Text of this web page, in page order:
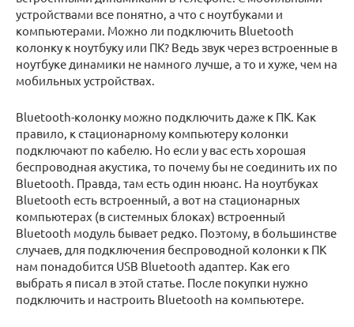
устройствами все понятно, а что с ноутбуками и
компьютерами. Можно ли подключить Bluetooth
колонку к ноутбуку или ПК? Ведь звук через встроенные в
ноутбуке динамики не намного лучше, а то и хуже, чем на
мобильных устройствах.
Bluetooth-колонку можно подключить даже к ПК. Как
правило, к стационарному компьютеру колонки
подключают по кабелю. Но если у вас есть хорошая
беспроводная акустика, то почему бы не соединить их по
Bluetooth. Правда, там есть один нюанс. На ноутбуках
Bluetooth есть встроенный, а вот на стационарных
компьютерах (в системных блоках) встроенный
Bluetooth модуль бывает редко. Поэтому, в большинстве
случаев, для подключения беспроводной колонки к ПК
нам понадобится USB Bluetooth адаптер. Как его
выбрать я писал в этой статье. После покупки нужно
подключить и настроить Bluetooth на компьютере.